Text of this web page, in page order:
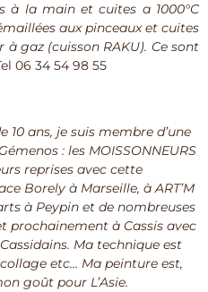
à la main et cuites a 1000°C
aux pinceaux et cuites
gaz (cuisson RAKU). Ce sont
06 34 54 98 55
ans, je suis membre d’une
: les MOISSONNEURS
reprises avec cette
Borely à Marseille, à ART’M
à Peypin et de nombreuses
prochainement à Cassis avec
Ma technique est
etc… Ma peinture est,
goût pour L’Asie.